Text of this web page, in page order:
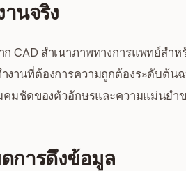
นจริง
CAD สำเนาภาพทางการแพทย์สำ
งานที่ต้องการความถูกต้องระดับต้นฉ
คมชัดของตัวอักษรและความแม่นยำ
การดึงข้อมูล